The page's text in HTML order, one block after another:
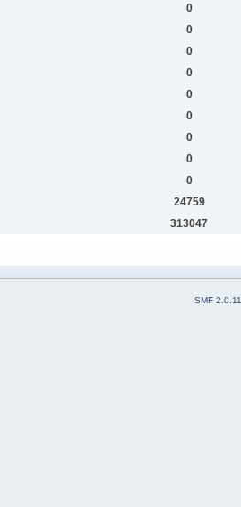
0
0
0
0
0
0
0
0
0
24759
313047
SMF 2.0.11